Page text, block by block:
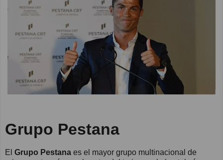
Grupo Pestana
El Grupo Pestana es el mayor grupo multinacional de